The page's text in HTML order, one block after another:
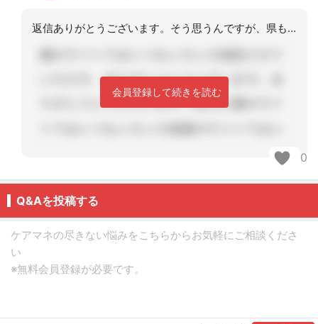
返信ありがとうございます。そう思うんですが、県も町も いいって言ったのに事業所が
会員登録して続きを読む
0
Q&Aを投稿する